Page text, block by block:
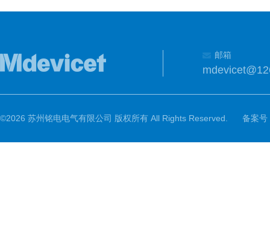
邮箱
©2026 苏州铭电电气有限公司 版权所有 All Rights Reserved. 备案号